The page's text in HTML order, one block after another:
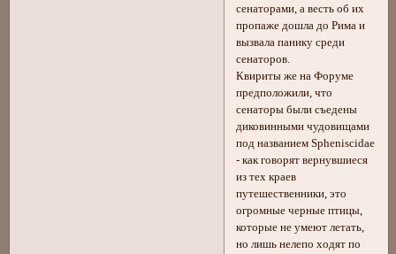
сенаторами, а весть об их
пропаже дошла до Рима и
вызвала панику среди
сенаторов.
Квириты же на Форуме
предположили, что
сенаторы были съедены
диковинными чудовищами
под названием Spheniscidae
- как говорят вернувшиеся
из тех краев
путешественники, это
огромные черные птицы,
которые не умеют летать,
но лишь нелепо ходят по